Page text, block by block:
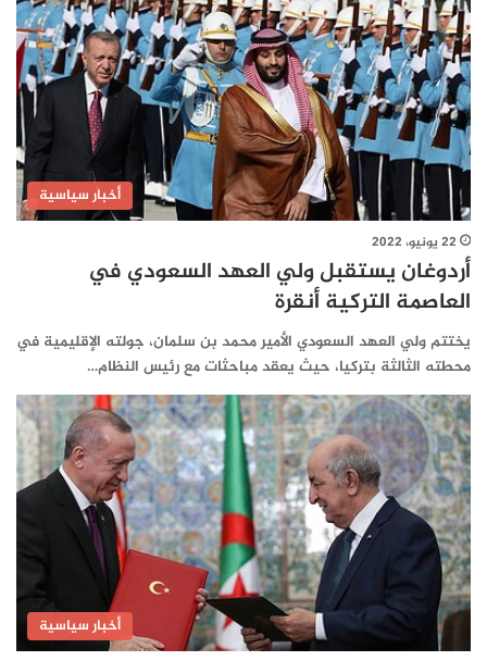
أخبار سياسية
22 يونيو، 2022
أردوغان يستقبل ولي العهد السعودي في
العاصمة التركية أنقرة
يختتم ولي العهد السعودي الأمير محمد بن سلمان، جولته الإقليمية في
محطته الثالثة بتركيا، حيث يعقد مباحثات مع رئيس النظام…
أخبار سياسية